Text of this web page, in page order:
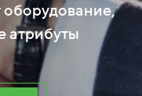
атрибуты